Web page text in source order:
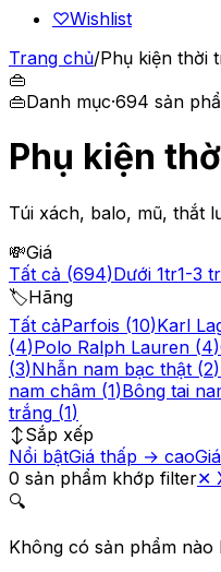
♡Wishlist
Trang chủ/Phụ kiện thời
👜
👜Danh mục·694 sản
Phụ kiện
Túi xách, balo, mũ, thắt
💸Giá
Tất cả (694)Dưới 1tr1-3
🏷️Hãng
Tất cảParfois (10)Karl
(4)Polo Ralph Lauren (4)
(3)Nhẫn nam bạc thật (2)
nam châm (1)Bông tai
trắng (1)
↕️Sắp xếp
Nổi bậtGiá thấp → cao
0 sản phẩm khớp filter✕
🔍
Không có sản phẩm nào